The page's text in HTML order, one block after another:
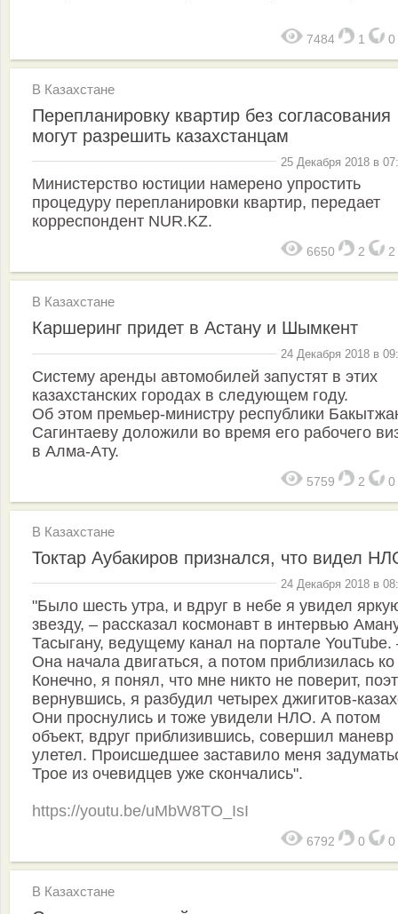
7484 1 0
В Казахстане
Перепланировку квартир без согласования
могут разрешить казахстанцам
25 Декабря 2018 в
Министерство юстиции намерено упростить
процедуру перепланировки квартир, передает
корреспондент NUR.KZ.
6650 2 2
В Казахстане
Каршеринг придет в Астану и Шымкент
24 Декабря 2018 в
Систему аренды автомобилей запустят в этих
казахстанских городах в следующем году.
Об этом премьер-министру республики
Сагинтаеву доложили во время его рабочего
в Алма-Ату.
5759 2 0
В Казахстане
Токтар Аубакиров признался, что видел
24 Декабря 2018 в
"Было шесть утра, и вдруг в небе я увидел
звезду, – рассказал космонавт в интервью
Тасыгану, ведущему канал на портале YouTube.
Она начала двигаться, а потом приблизилась
Конечно, я понял, что мне никто не поверит,
вернувшись, я разбудил четырех джигитов-
Они проснулись и тоже увидели НЛО. А потом
объект, вдруг приблизившись, совершил маневр
улетел. Происшедшее заставило меня
Трое из очевидцев уже скончались".
https://youtu.be/uMbW8TO_IsI
6792 0 0
В Казахстане